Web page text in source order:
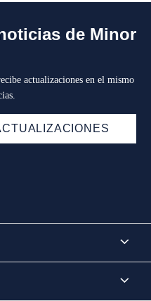
de Minor
actualizaciones en el mismo